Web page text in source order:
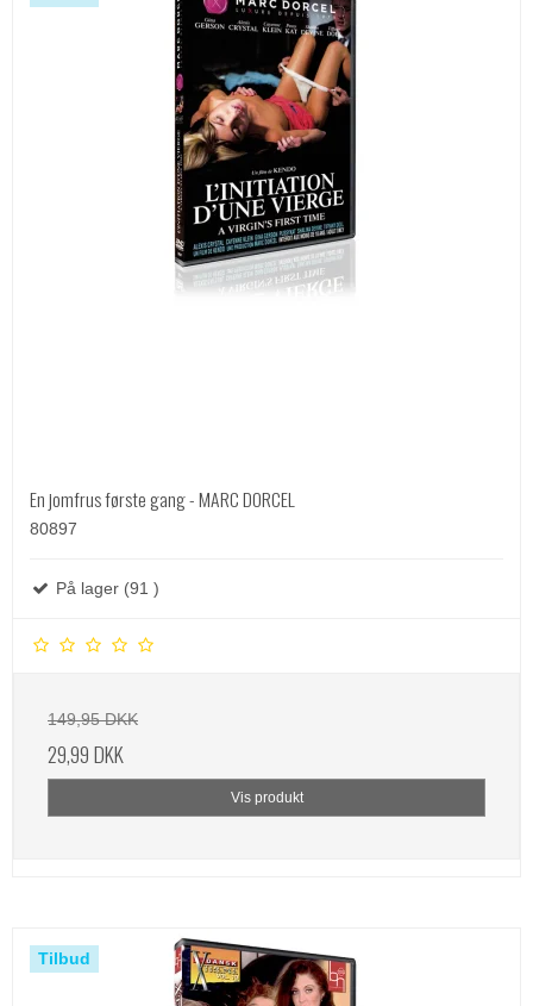
En jomfrus første gang - MARC DORCEL
80897
På lager (91 )
149,95 DKK
29,99 DKK
Vis produkt
Tilbud